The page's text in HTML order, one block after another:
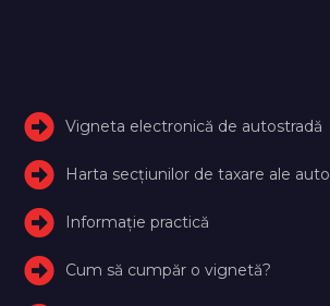
Vigneta electronică de autostradă
Harta secțiunilor de taxare ale
Informație practică
Cum să cumpăr o vignetă?